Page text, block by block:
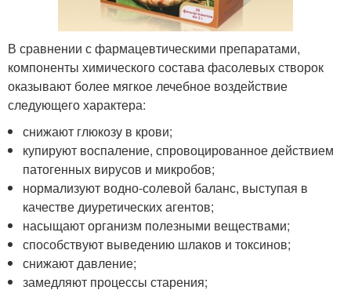
В сравнении с фармацевтическими препаратами,
компоненты химического состава фасолевых створок
оказывают более мягкое лечебное воздействие
следующего характера:
снижают глюкозу в крови;
купируют воспаление, спровоцированное действием
патогенных вирусов и микробов;
нормализуют водно-солевой баланс, выступая в
качестве диуретических агентов;
насыщают организм полезными веществами;
способствуют выведению шлаков и токсинов;
снижают давление;
замедляют процессы старения;